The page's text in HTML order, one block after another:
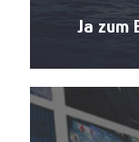
Ja zum